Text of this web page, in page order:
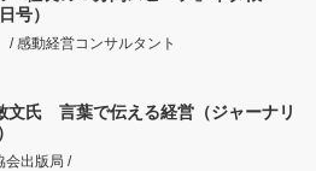
号）
/ 感動経営コンサルタント
文氏 言葉で伝える経営（ジャーナリ
会出版局 /